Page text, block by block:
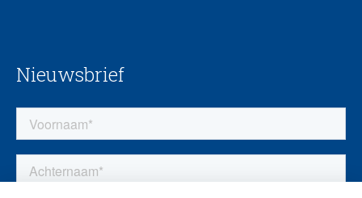
Nieuwsbrief